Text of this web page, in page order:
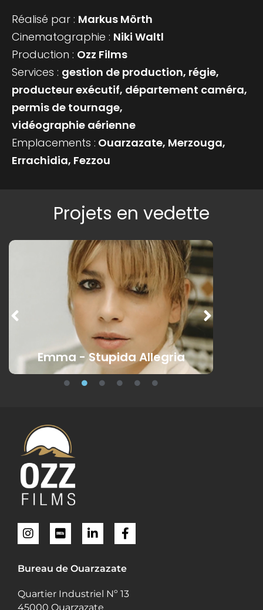
Réalisé par : Markus Mörth
Cinematographie : Niki Waltl
Production : Ozz Films
Services : gestion de production, régie,
producteur exécutif, département caméra,
permis de tournage,
vidéographie aérienne
Emplacements : Ouarzazate, Merzouga,
Errachidia, Fezzou
Projets en vedette
Emma - Stupida Allegria
Bureau de Ouarzazate
Quartier Industriel Nº 13
45000 Ouarzazate